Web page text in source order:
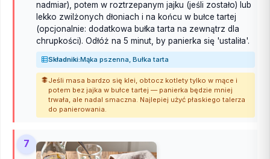
nadmiar), potem w roztrzepanym jajku (jeśli zostało) lub
lekko zwilżonych dłoniach i na końcu w bułce tartej
(opcjonalnie: dodatkowa bułka tarta na zewnątrz dla
chrupkości). Odłóż na 5 minut, by panierka się 'ustaliła'.
Składniki:Mąka pszenna, Bułka tarta
Jeśli masa bardzo się klei, obtocz kotlety tylko w mące i
potem bez jajka w bułce tartej — panierka będzie mniej
trwała, ale nadal smaczna. Najlepiej użyć płaskiego talerza
do panierowania.
7